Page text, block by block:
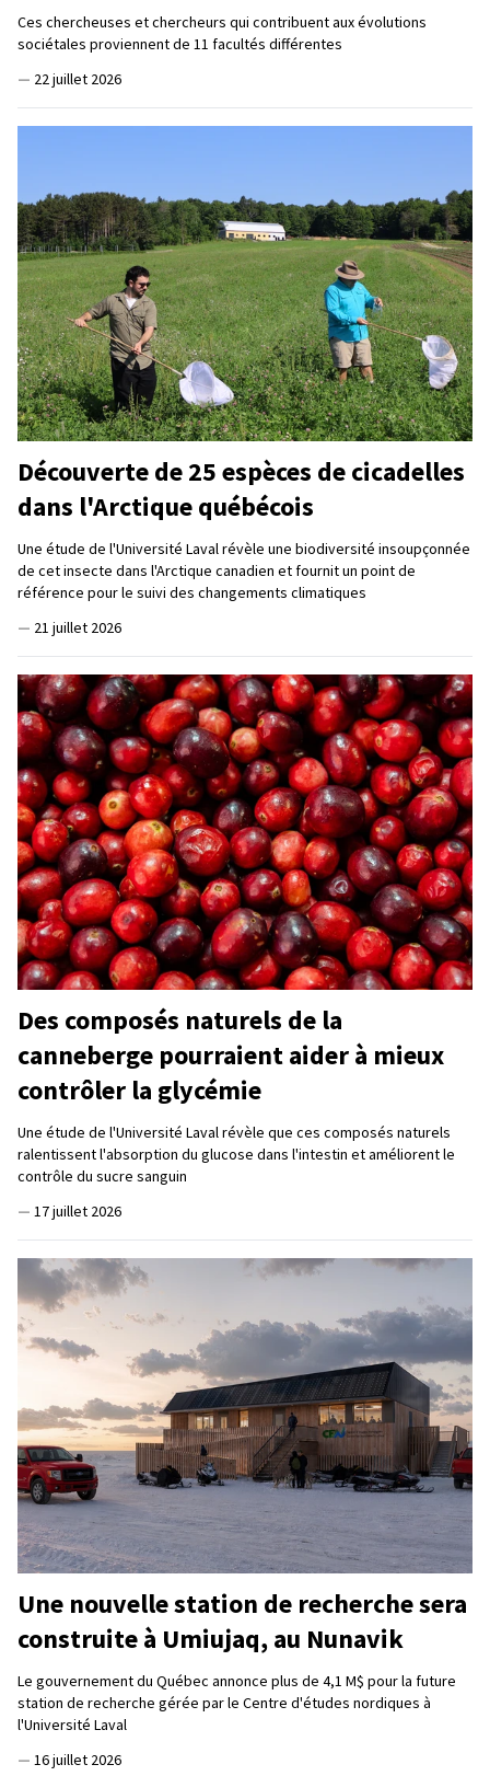
Ces chercheuses et chercheurs qui contribuent aux évolutions
sociétales proviennent de 11 facultés différentes
— 22 juillet 2026
Découverte de 25 espèces de cicadelles
dans l'Arctique québécois
Une étude de l'Université Laval révèle une biodiversité insoupçonnée
de cet insecte dans l'Arctique canadien et fournit un point de
référence pour le suivi des changements climatiques
— 21 juillet 2026
Des composés naturels de la
canneberge pourraient aider à mieux
contrôler la glycémie
Une étude de l'Université Laval révèle que ces composés naturels
ralentissent l'absorption du glucose dans l'intestin et améliorent le
contrôle du sucre sanguin
— 17 juillet 2026
Une nouvelle station de recherche sera
construite à Umiujaq, au Nunavik
Le gouvernement du Québec annonce plus de 4,1 M$ pour la future
station de recherche gérée par le Centre d'études nordiques à
l'Université Laval
— 16 juillet 2026